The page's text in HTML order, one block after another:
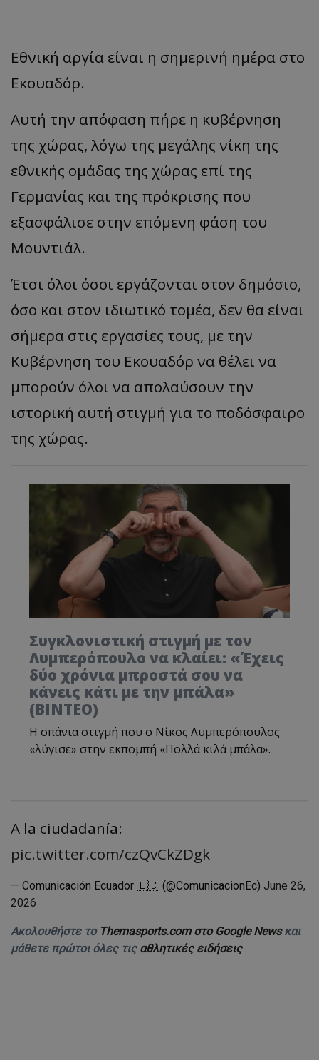
Εθνική αργία είναι η σημερινή ημέρα στο
Εκουαδόρ.
Αυτή την απόφαση πήρε η κυβέρνηση
της χώρας, λόγω της μεγάλης νίκη της
εθνικής ομάδας της χώρας επί της
Γερμανίας και της πρόκρισης που
εξασφάλισε στην επόμενη φάση του
Μουντιάλ.
Έτσι όλοι όσοι εργάζονται στον δημόσιο,
όσο και στον ιδιωτικό τομέα, δεν θα είναι
σήμερα στις εργασίες τους, με την
Κυβέρνηση του Εκουαδόρ να θέλει να
μπορούν όλοι να απολαύσουν την
ιστορική αυτή στιγμή για το ποδόσφαιρο
της χώρας.
Συγκλονιστική στιγμή με τον
Λυμπερόπουλο να κλαίει: «Έχεις
δύο χρόνια μπροστά σου να
κάνεις κάτι με την μπάλα»
(ΒΙΝΤΕΟ)
Η σπάνια στιγμή που ο Νίκος Λυμπερόπουλος
«λύγισε» στην εκπομπή «Πολλά κιλά μπάλα».
A la ciudadanía:
pic.twitter.com/czQvCkZDgk
— Comunicación Ecuador 🇪🇨 (@ComunicacionEc) June 26,
2026
Ακολουθήστε το Themasports.com στο Google Newsκαι
μάθετε πρώτοι όλες τις αθλητικές ειδήσεις